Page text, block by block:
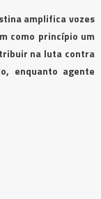
amplifica vozes
como princípio um
na luta contra
enquanto agente